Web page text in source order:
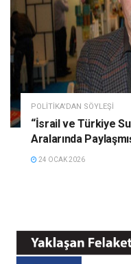
POLITIKA'DAN SÖYLEŞI
“İsrail ve Türkiye
Aralarında
24 OCAK 2026